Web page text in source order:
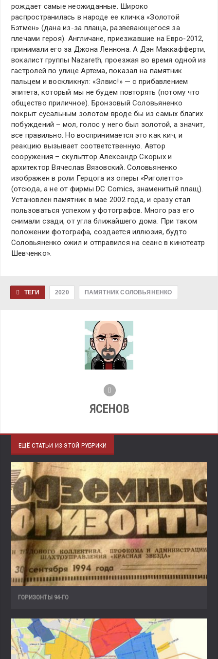
рождает самые неожиданные. Широко
распространилась в народе ее кличка «Золотой
Бэтмен» (дана из-за плаща, развевающегося за
плечами героя). Англичане, приезжавшие на Евро-2012,
принимали его за Джона Леннона. А Дэн Маккафферти,
вокалист группы Nazareth, проезжая во время одной из
гастролей по улице Артема, показал на памятник
пальцем и воскликнул: «Элвис!» — с прибавлением
эпитета, который мы не будем повторять (потому что
общество приличное). Бронзовый Соловьяненко
покрыт сусальным золотом вроде бы из самых благих
побуждений – мол, голос у него был золотой, а значит,
все правильно. Но воспринимается это как кич, и
реакцию вызывает соответственную. Автор
сооружения – скульптор Александр Скорых и
архитектор Вячеслав Вязовский. Соловьяненко
изображен в роли Герцога из оперы «Риголетто»
(отсюда, а не от фирмы DC Comics, знаменитый плащ).
Установлен памятник в мае 2002 года, и сразу стал
пользоваться успехом у фотографов. Много раз его
снимали сзади, от угла ближайшего дома. При таком
положении фотографа, создается иллюзия, будто
Соловьяненко ожил и отправился на сеанс в кинотеатр
Шевченко».
ТЕГИ 2020 ПАМЯТНИК СОЛОВЬЯНЕНКО
ЯСЕНОВ
ЕЩЁ СТАТЬИ ИЗ ЭТОЙ РУБРИКИ
ГОРИЗОНТЫ 94-ГО